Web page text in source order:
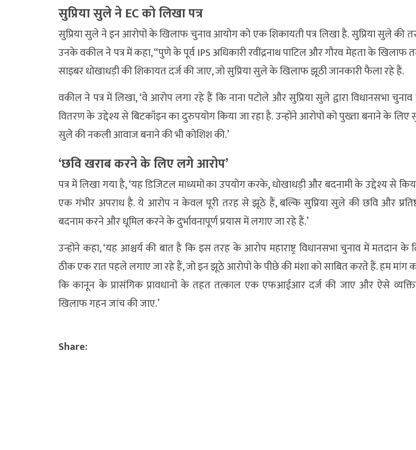
सुप्रिया सुले ने EC को लिखा पत्र
सुप्रिया सुले ने इन आरोपों के खिलाफ चुनाव आयोग को एक शिकायती पत्र लिखा है. सुप्रिया सुले की
उनके वकील ने पत्र में कहा, “पुणे के पूर्व IPS अधिकारी रवींद्रनाथ पाटिल और गौरव मेहता के खिलाफ
साइबर धोखाधड़ी की शिकायत दर्ज की जाए, जो सुप्रिया सुले के खिलाफ झूठी जानकारी फैला रहे हैं.
वकील ने पत्र में लिखा, ‘वे आरोप लगा रहे हैं कि नाना पटोले और सुप्रिया सुले द्वारा विधानसभा
वितरण के उद्देश्य से बिटकॉइन का दुरुपयोग किया जा रहा है. उन्होंने आरोपों को पुख्ता बनाने के लिए
सुले की नकली आवाज बनाने की भी कोशिश की.’
‘छवि खराब करने के लिए लगे आरोप’
पत्र में लिखा गया है, ‘यह डिजिटल माध्यमों का उपयोग करके, धोखाधड़ी और बदनामी के उद्देश्य से
एक गंभीर अपराध है. ये आरोप न केवल पूरी तरह से झूठे हैं, बल्कि सुप्रिया सुले की छवि और
बदनाम करने और धूमिल करने के दुर्भावनापूर्ण प्रयास में लगाए जा रहे हैं.’
उन्होंने कहा, ‘यह आश्चर्य की बात है कि इस तरह के आरोप महाराष्ट्र विधानसभा चुनाव में मतदान के
ठीक एक रात पहले लगाए जा रहे हैं, जो इन झूठे आरोपों के पीछे की मंशा को साबित करते हैं. हम मांग
कि कानून के प्रासंगिक प्रावधानों के तहत तत्काल एक एफआईआर दर्ज की जाए और ऐसे
खिलाफ गहन जांच की जाए.’
Share: